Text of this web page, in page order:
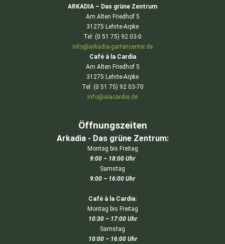
ARKADIA – Das grüne Zentrum
Am Alten Friedhof 5
31275 Lehrte-Arpke
Tel: (0 51 75) 92 03-0
info@arkadia-gartencenter.de
Café à la Cardia
Am Alten Friedhof 5
31275 Lehrte-Arpke
Tel: (0 51 75) 92 03-70
info@alacardia.de
Öffnungszeiten
Arkadia - Das grüne Zentrum:
Montag bis Freitag
9:00 – 18:00 Uhr
Samstag
9:00 – 16:00 Uhr
Café à la Cardia:
Montag bis Freitag
10:30 – 17:00 Uhr
Samstag
10:00 – 16:00 Uhr